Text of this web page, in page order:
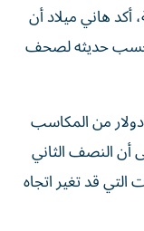
أكد هاني ميلاد أن
حديثه لصحف
وقال: إن الذهب فقد ما يقرب من 1000 دولار من المكاسب
2026، مشيراً إلى أن النصف الثاني
التي قد تغير اتجاه